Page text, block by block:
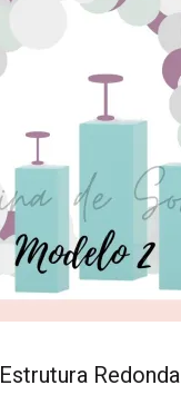
Estrutura Redonda